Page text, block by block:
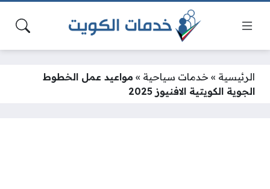
الرئيسية » خدمات سياحية » مواعيد عمل الخطوط
الجوية الكويتية الافنيوز 2025